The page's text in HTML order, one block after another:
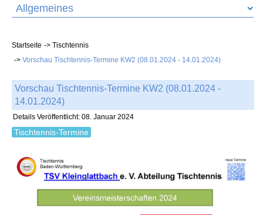
Allgemeines
Startseite
Tischtennis
Vorschau Tischtennis-Termine KW2 (08.01.2024 - 14.01.2024)
Vorschau Tischtennis-Termine KW2 (08.01.2024 -
14.01.2024)
Details Veröffentlicht: 08. Januar 2024
Tischtennis-Termine